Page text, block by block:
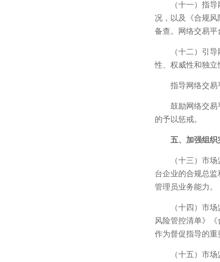
（十一）指
况，以及《合规
备查。网络交易
（十二）引
性、权威性和独立
指导网络交易
鼓励网络交易
的予以惩戒。
五、加强组织
（十三）市
台企业的合规总
管理员业务能力。
（十四）市
风险管控清单》
作为督促指导的重
（十五）市